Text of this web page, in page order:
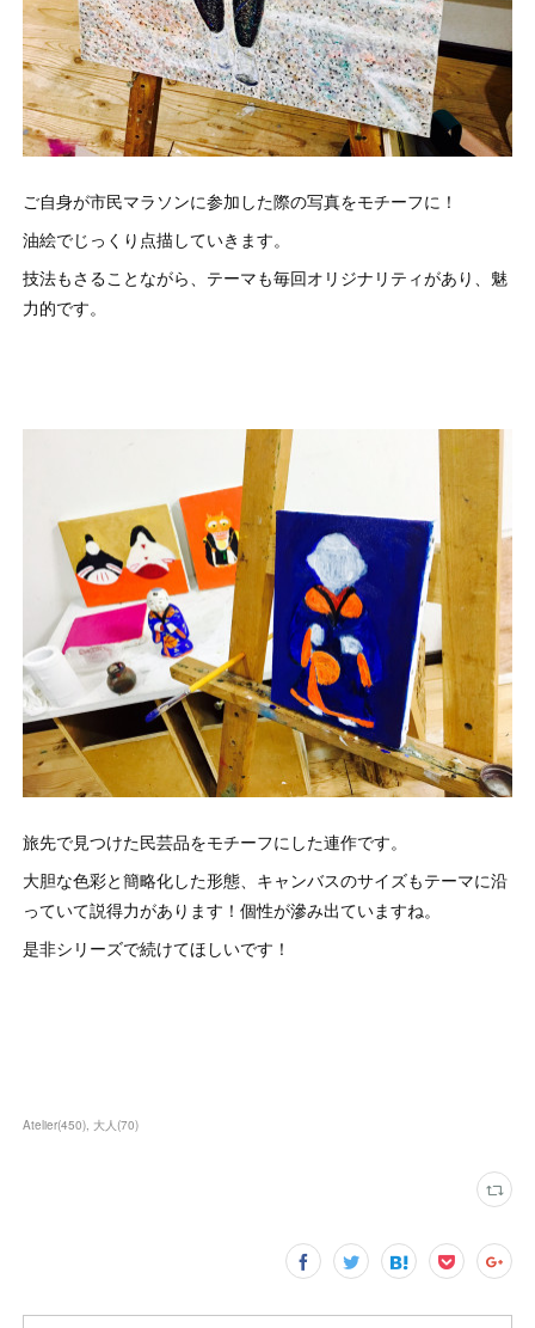
ご自身が市民マラソンに参加した際の写真をモチーフに！
油絵でじっくり点描していきます。
技法もさることながら、テーマも毎回オリジナリティがあり、魅
力的です。
旅先で見つけた民芸品をモチーフにした連作です。
大胆な色彩と簡略化した形態、キャンバスのサイズもテーマに沿
っていて説得力があります！個性が滲み出ていますね。
是非シリーズで続けてほしいです！
Atelier(450) 大人 (70)